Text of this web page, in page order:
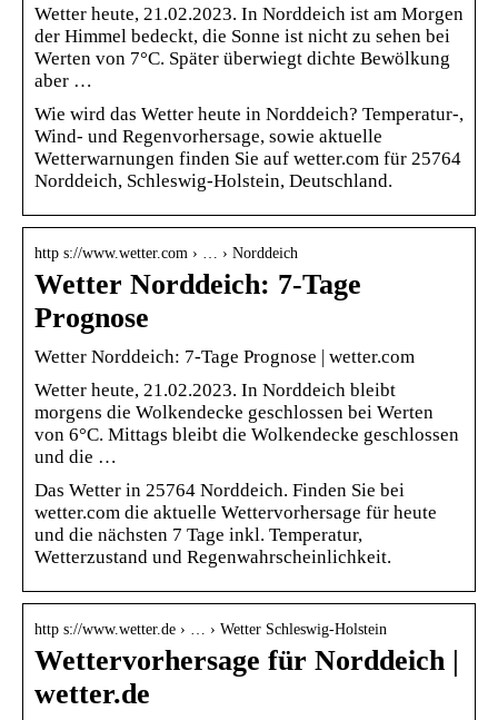
Wetter heute, 21.02.2023. In Norddeich ist am Morgen
der Himmel bedeckt, die Sonne ist nicht zu sehen bei
Werten von 7°C. Später überwiegt dichte Bewölkung
aber …
Wie wird das Wetter heute in Norddeich? Temperatur-,
Wind- und Regenvorhersage, sowie aktuelle
Wetterwarnungen finden Sie auf wetter.com für 25764
Norddeich, Schleswig-Holstein, Deutschland.
http s://www.wetter.com › … › Norddeich
Wetter Norddeich: 7-Tage
Prognose
Wetter Norddeich: 7-Tage Prognose | wetter.com
Wetter heute, 21.02.2023. In Norddeich bleibt
morgens die Wolkendecke geschlossen bei Werten
von 6°C. Mittags bleibt die Wolkendecke geschlossen
und die …
Das Wetter in 25764 Norddeich. Finden Sie bei
wetter.com die aktuelle Wettervorhersage für heute
und die nächsten 7 Tage inkl. Temperatur,
Wetterzustand und Regenwahrscheinlichkeit.
http s://www.wetter.de › … › Wetter Schleswig-Holstein
Wettervorhersage für Norddeich |
wetter.de